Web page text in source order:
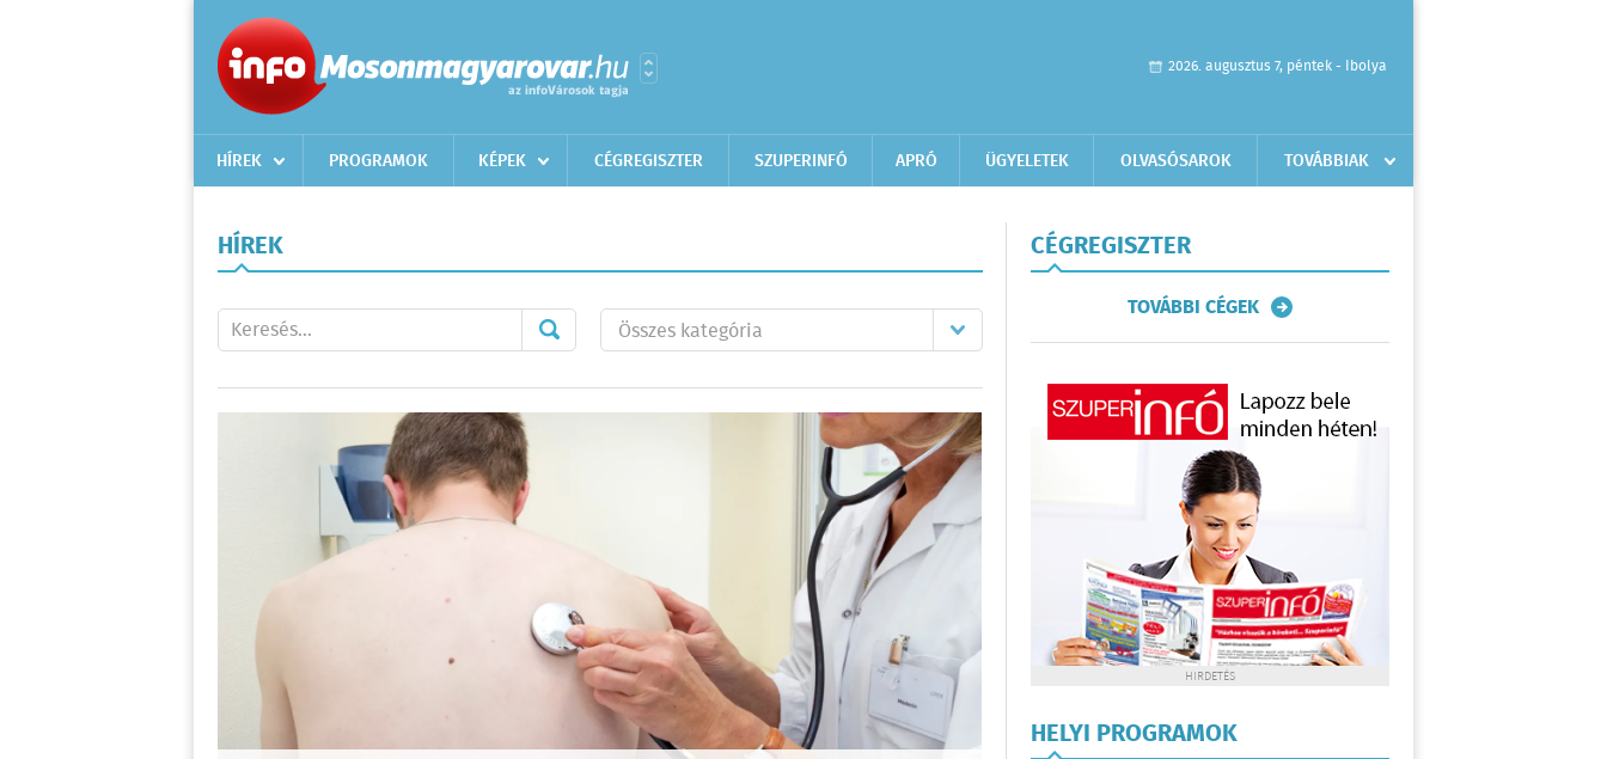
2026. augusztus 7, péntek - Ibolya
HÍREK PROGRAMOK KÉPEK CÉGREGISZTER SZUPERINFÓ APRÓ ÜGYELETEK OLVASÓSAROK TOVÁBBIAK
HÍREK CÉGREGISZTER
TOVÁBBI CÉGEK
HIRDETÉS
HELYI PROGRAMOK